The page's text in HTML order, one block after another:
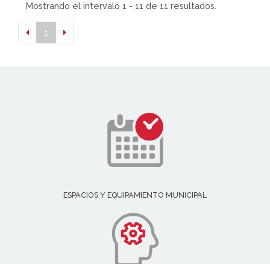
Mostrando el intervalo 1 - 11 de 11 resultados.
1
ESPACIOS Y EQUIPAMIENTO MUNICIPAL